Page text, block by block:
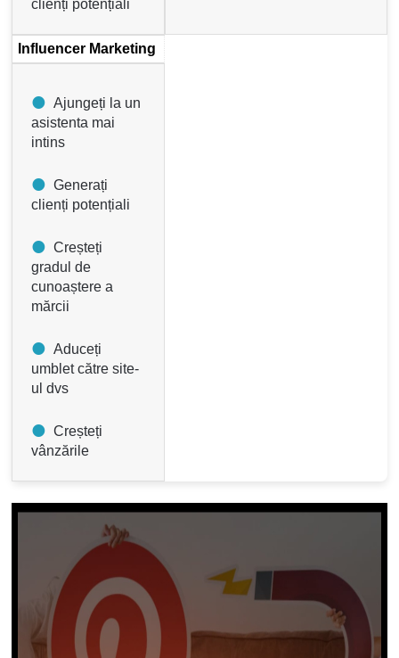
clienți potențiali
Influencer Marketing
Ajungeți la un
asistenta mai
intins
Generați
clienți potențiali
Creșteți
gradul de
cunoaștere a
mărcii
Aduceți
umblet către site-
ul dvs
Creșteți
vânzările